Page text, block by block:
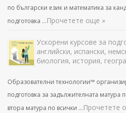
по български език и математика за
подготовка …Прочетете още »
Ускорени курсове за
английски, испански,
биология, история,
Образователни технологии™
подготовка за задължителната матура
втора матура по всички …Прочетете